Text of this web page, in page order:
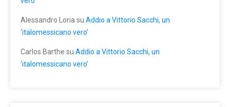
Alessandro Loria su Addio a Vittorio Sacchi, un
‘italomessicano vero’
Carlos Barthe su Addio a Vittorio Sacchi, un
‘italomessicano vero’